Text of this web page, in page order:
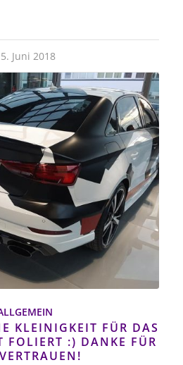
Juni 2018
KLEINIGKEIT FÜR DAS
FOLIERT :) DANKE FÜR